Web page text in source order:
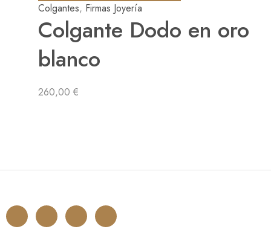
Colgantes, Firmas Joyería
Colgante Dodo en oro
blanco
260,00 €